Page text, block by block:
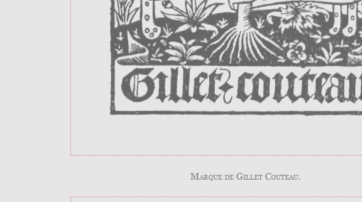
Marque de Gillet Couteau.